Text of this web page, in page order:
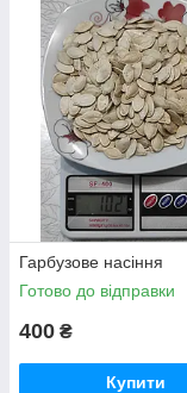
Гарбузове насіння
Готово до відправки
400 ₴
Купити